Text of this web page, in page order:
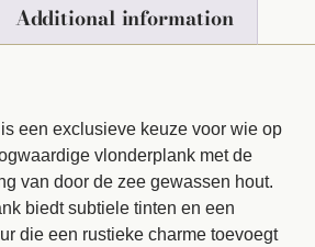
Additional information
een exclusieve keuze voor wie op
vlonderplank met de
van door de zee gewassen hout.
biedt subtiele tinten en een
die een rustieke charme toevoegt